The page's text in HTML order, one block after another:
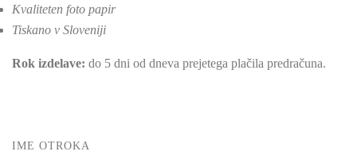
Kvaliteten foto papir
Tiskano v Sloveniji
Rok izdelave: do 5 dni od dneva prejetega plačila predračuna.
IME OTROKA